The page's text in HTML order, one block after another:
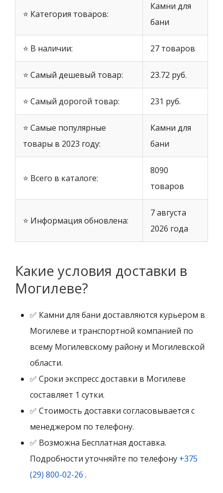
⭐ Категория товаров:
Камни для
бани
⭐ В наличии: 27 товаров
⭐ Самый дешевый товар: 23.72 руб.
⭐ Самый дорогой товар: 231 руб.
⭐ Самые популярные
товары в 2023 году:
Камни для
бани
⭐ Всего в каталоге:
8090
товаров
⭐ Информация обновлена:
7 августа
2026 года
Какие условия доставки в
Могилеве?
✅ Камни для бани доставляются курьером в
Могилеве и транспортной компанией по
всему Могилевскому району и Могилевской
области.
✅ Сроки экспресс доставки в Могилеве
составляет 1 сутки.
✅ Стоимость доставки согласовывается с
менеджером по телефону.
✅ Возможна Бесплатная доставка.
Подробности уточняйте по телефону +375
(29) 800-02-26 .